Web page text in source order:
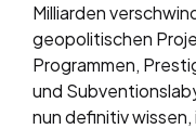
Milliarden
geopolitischen
Programmen,
und
nun definitiv wissen,